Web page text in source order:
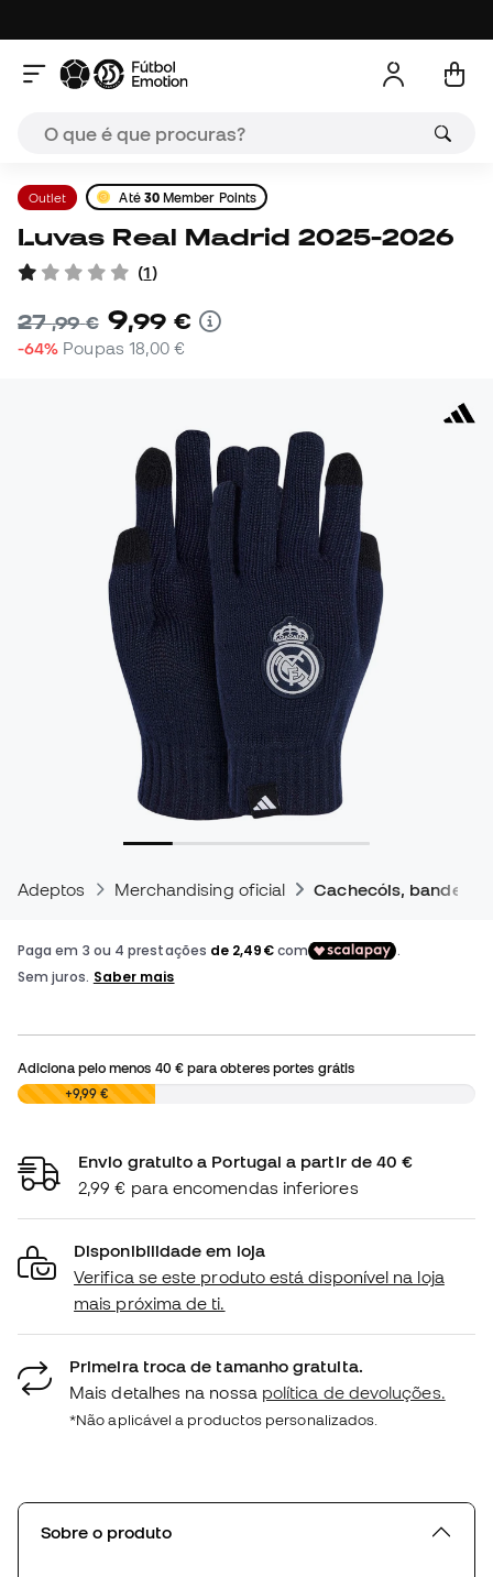
Outlet Até 30Member Points
Luvas Real Madrid 2025-2026
(1)
27,99 € 9,99 €
-64% Poupas 18,00 €
Adeptos Merchandising oficial Cachecóis,
Adiciona pelo menos 40 €para obteres portes grátis
0,00 € +9,99 €
Envio gratuito a Portugal a partir de 40 €
2,99 € para encomendas inferiores
Disponibilidade em loja
Verifica se este produto está disponível na loja
mais próxima de ti.
Primeira troca de tamanho gratuita.
Mais detalhes na nossa política de devoluções.
*Não aplicável a productos personalizados.
Sobre o produto